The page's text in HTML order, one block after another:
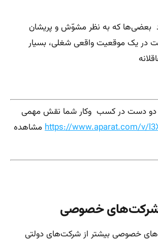
بعضی‌ها که به نظر مشوّش و پریشان
در یک موقعیت واقعی شغلی، بسیار
دو دست در کسب وکار شما نقش مهمی
https://www.aparat.com/v/مشاهده
شرکت‌های خصوصی
خصوصی بیشتر از شرکت‌های دولتی